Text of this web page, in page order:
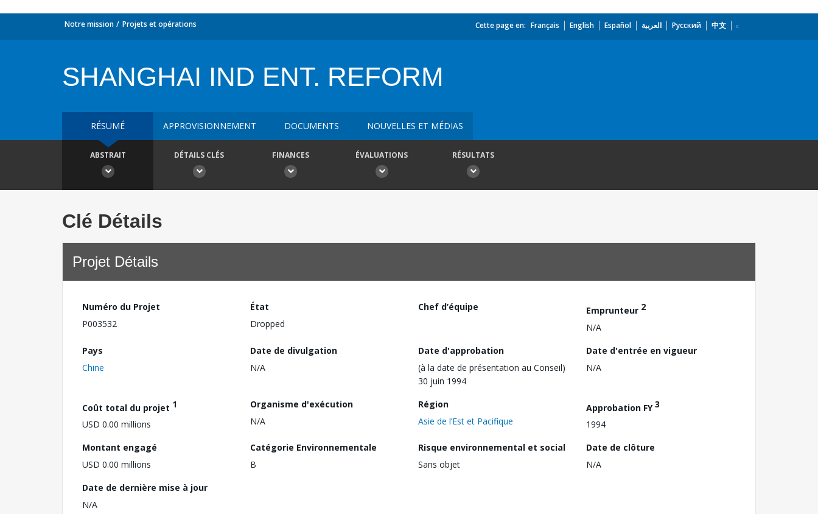
Notre mission Projets et opérations Cette page en: Français English Español العربية Русский 中文
SHANGHAI IND ENT. REFORM
RÉSUMÉ APPROVISIONNEMENT DOCUMENTS NOUVELLES ET MÉDIAS
ABSTRAIT DÉTAILS CLÉS FINANCES ÉVALUATIONS RÉSULTATS
Clé Détails
Projet Détails
Numéro du Projet
P003532
État
Dropped
Chef d’équipe Emprunteur 2
N/A
Pays
Chine
Date de divulgation
N/A
Date d'approbation
(à la date de présentation au Conseil)
30 juin 1994
Date d'entrée en vigueur
N/A
Coût total du projet 1
USD 0.00 millions
Organisme d'exécution
N/A
Région
Asie de l’Est et Pacifique
Approbation FY3
1994
Montant engagé
USD 0.00 millions
Catégorie Environnementale
B
Risque environnemental et social
Sans objet
Date de clôture
N/A
Date de dernière mise à jour
N/A